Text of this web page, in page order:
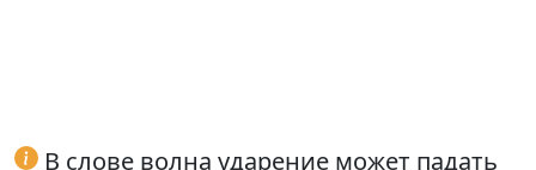
В слове волна ударение может падать